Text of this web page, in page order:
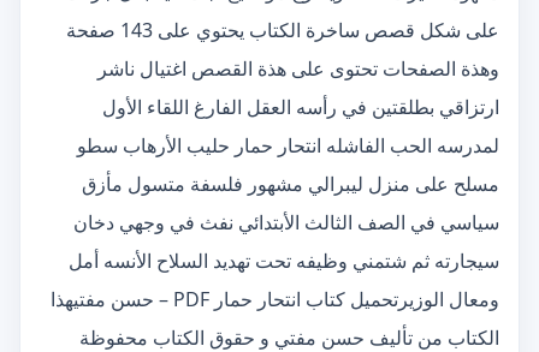
على شكل قصص ساخرة الكتاب يحتوي على 143 صفحة
وهذة الصفحات تحتوى على هذة القصص اغتيال ناشر
ارتزاقي بطلقتين في رأسه العقل الفارغ اللقاء الأول
لمدرسه الحب الفاشله انتحار حمار حليب الأرهاب سطو
مسلح على منزل ليبرالي مشهور فلسفة متسول مأزق
سياسي في الصف الثالث الأبتدائي نفث في وجهي دخان
سيجارته ثم شتمني وظيفه تحت تهديد السلاح الأنسه أمل
ومعال الوزيرتحميل كتاب انتحار حمار PDF – حسن مفتيهذا
الكتاب من تأليف حسن مفتي و حقوق الكتاب محفوظة